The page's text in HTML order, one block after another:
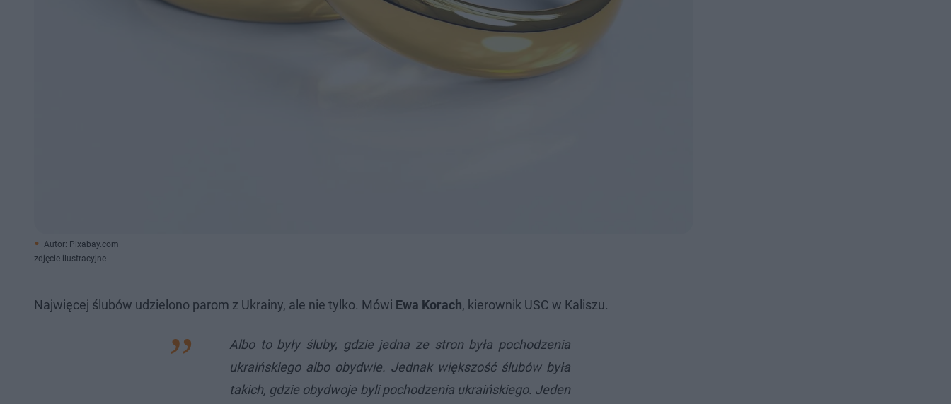
Autor: Pixabay.com
zdjęcie ilustracyjne
Najwięcej ślubów udzielono parom z Ukrainy, ale nie tylko. Mówi Ewa Korach, kierownik USC w Kaliszu.
Albo to były śluby, gdzie jedna ze stron była pochodzenia
ukraińskiego albo obydwie. Jednak większość ślubów była
takich, gdzie obydwoje byli pochodzenia ukraińskiego. Jeden